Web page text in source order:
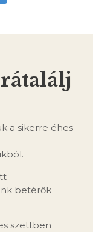
a sikerre éhes
betérők
szettben